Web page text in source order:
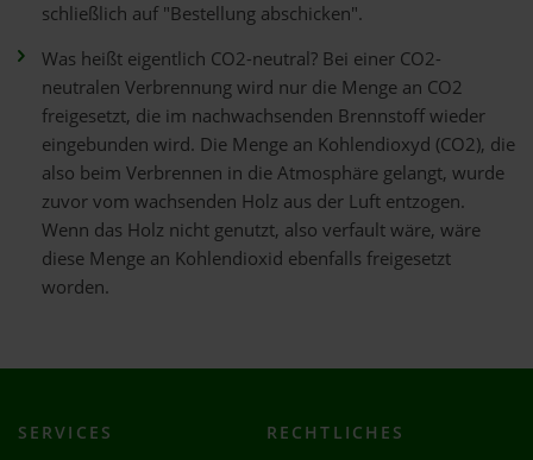
schließlich auf "Bestellung abschicken".
Was heißt eigentlich CO2-neutral? Bei einer CO2-
neutralen Verbrennung wird nur die Menge an CO2
freigesetzt, die im nachwachsenden Brennstoff wieder
eingebunden wird. Die Menge an Kohlendioxyd (CO2), die
also beim Verbrennen in die Atmosphäre gelangt, wurde
zuvor vom wachsenden Holz aus der Luft entzogen.
Wenn das Holz nicht genutzt, also verfault wäre, wäre
diese Menge an Kohlendioxid ebenfalls freigesetzt
worden.
SERVICES RECHTLICHES